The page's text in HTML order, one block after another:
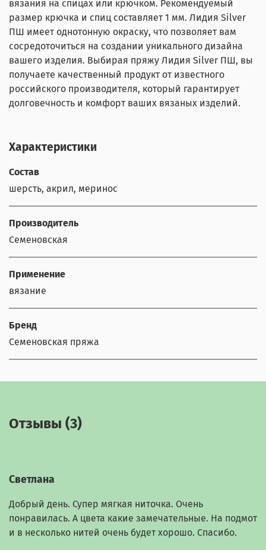
вязания на спицах или крючком. Рекомендуемый
размер крючка и спиц составляет 1 мм. Лидия Silver
ПШ имеет однотонную окраску, что позволяет вам
сосредоточиться на создании уникального дизайна
вашего изделия. Выбирая пряжу Лидия Silver ПШ, вы
получаете качественный продукт от известного
российского производителя, который гарантирует
долговечность и комфорт ваших вязаных изделий.
Характеристики
Состав
шерсть, акрил, меринос
Производитель
Семеновская
Применение
вязание
Бренд
Семеновская пряжа
Отзывы (3)
Светлана
Добрый день. Супер мягкая ниточка. Очень
понравилась. А цвета какие замечательные. На подмот
и в несколько нитей очень будет хорошо. Спасибо.